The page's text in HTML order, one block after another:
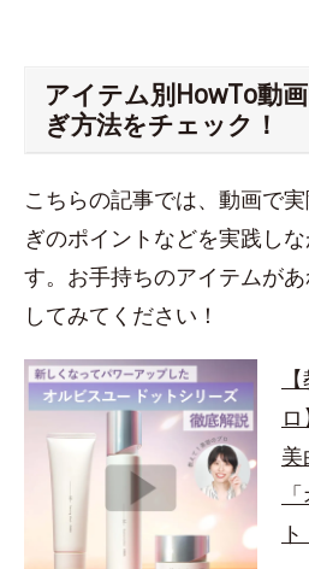
アイテム別HowTo動
ぎ方法をチェック！
こちらの記事では、動画で
ぎのポイントなどを実践し
す。お手持ちのアイテムが
してみてください！